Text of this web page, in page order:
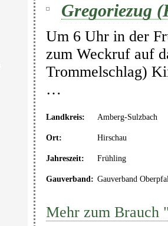
Gregoriezug
Um 6 Uhr in der
zum Weckruf auf
Trommelschlag)
…
Landkreis: Amberg-Sulzbach
Ort: Hirschau
Jahreszeit: Frühling
Gauverband: Gauverband
Mehr zum Brauch